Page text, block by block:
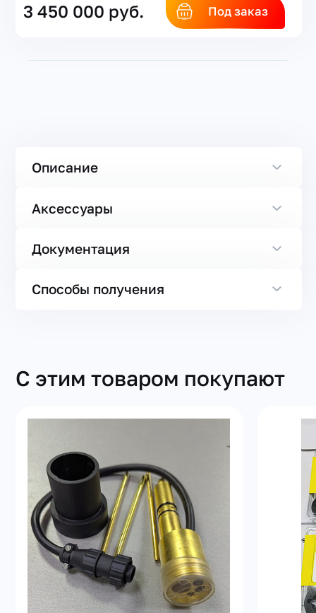
3 450 000 руб. Под заказ
Описание
Аксессуары
Документация
Способы получения
С этим товаром покупают